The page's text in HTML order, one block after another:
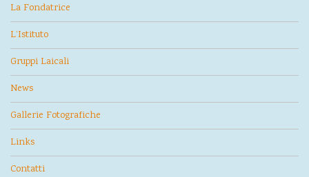
La Fondatrice
L’Istituto
Gruppi Laicali
News
Gallerie Fotografiche
Links
Contatti